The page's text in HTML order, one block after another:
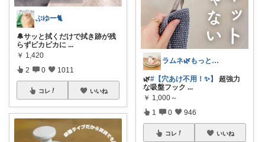
ぶゆー🐈
🔔サッと拭くだけで拭き跡が残
らずピカピカに ...
￥ 1,420
2 0 1011
コレ いいね
ラムネ🌿もっと快適な暮らし 𖠿
🌿#【穴あけ不用！✨】
超強力
な吸盤フック ...
￥ 1,000～
1 0 946
コレ いいね